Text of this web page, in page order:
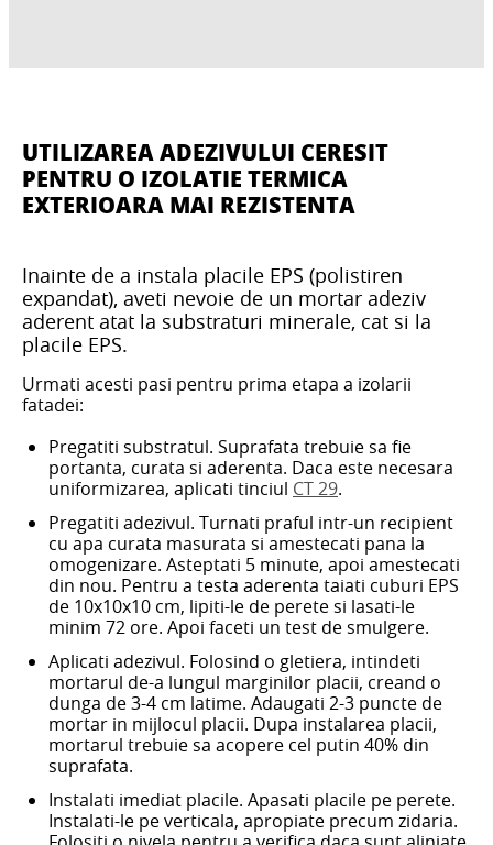
UTILIZAREA ADEZIVULUI CERESIT
PENTRU O IZOLATIE TERMICA
EXTERIOARA MAI REZISTENTA
Inainte de a instala placile EPS (polistiren
expandat), aveti nevoie de un mortar adeziv
aderent atat la substraturi minerale, cat si la
placile EPS.
Urmati acesti pasi pentru prima etapa a izolarii
fatadei:
Pregatiti substratul. Suprafata trebuie sa fie
portanta, curata si aderenta. Daca este necesara
uniformizarea, aplicati tinciul CT 29.
Pregatiti adezivul. Turnati praful intr-un recipient
cu apa curata masurata si amestecati pana la
omogenizare. Asteptati 5 minute, apoi amestecati
din nou. Pentru a testa aderenta taiati cuburi EPS
de 10x10x10 cm, lipiti-le de perete si lasati-le
minim 72 ore. Apoi faceti un test de smulgere.
Aplicati adezivul. Folosind o gletiera, intindeti
mortarul de-a lungul marginilor placii, creand o
dunga de 3-4 cm latime. Adaugati 2-3 puncte de
mortar in mijlocul placii. Dupa instalarea placii,
mortarul trebuie sa acopere cel putin 40% din
suprafata.
Instalati imediat placile. Apasati placile pe perete.
Instalati-le pe verticala, apropiate precum zidaria.